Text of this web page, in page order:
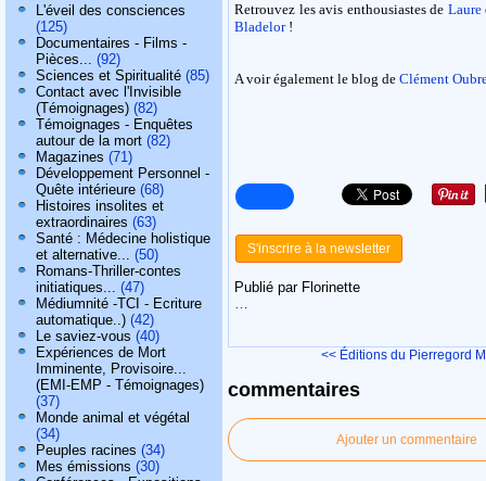
L'éveil des consciences
(125)
Documentaires - Films -
Pièces... (92)
Sciences et Spiritualité (85)
Contact avec l'Invisible
(Témoignages) (82)
Témoignages - Enquêtes
autour de la mort (82)
Magazines (71)
Développement Personnel -
Quête intérieure (68)
Histoires insolites et
extraordinaires (63)
Santé : Médecine holistique
et alternative... (50)
Romans-Thriller-contes
initiatiques... (47)
Médiumnité -TCI - Ecriture
automatique..) (42)
Le saviez-vous (40)
Expériences de Mort
Imminente, Provisoire...
(EMI-EMP - Témoignages)
(37)
Monde animal et végétal
(34)
Peuples racines (34)
Mes émissions (30)
Retrouvez les avis enthousiastes de Laure
Bladelor!
A voir également le blog de Clément
S'inscrire à la newsletter
Publié par Florinette
…
<< Éditions du Pierregord
commentaires
Ajouter un commentaire